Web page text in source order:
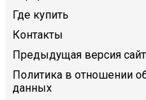
Где купить
Контакты
Предыдущая версия
Политика в отношении
данных